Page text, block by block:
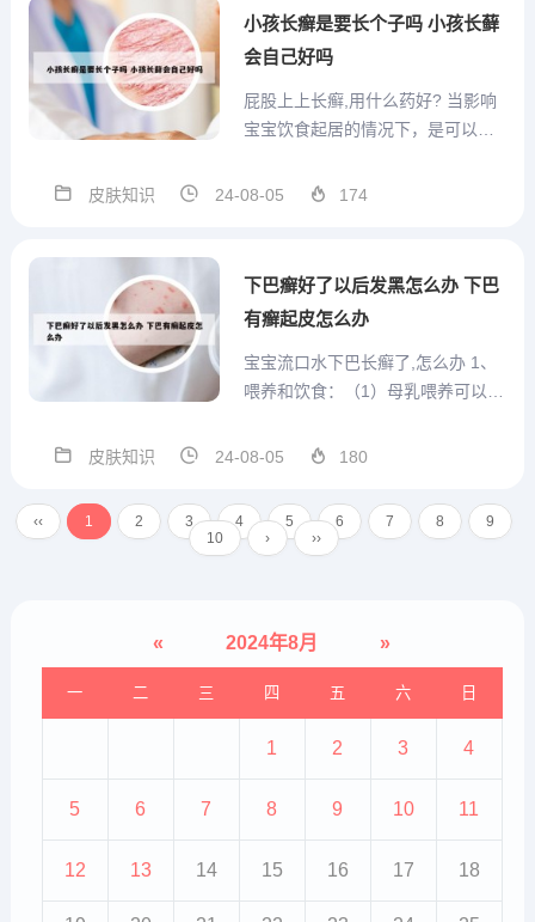
感染了糠秕孢子菌以后形成了花斑
小孩长癣是要长个子吗 小孩长藓
会自己好吗
屁股上上长癣,用什么药好? 当影响
宝宝饮食起居的情况下，是可以先
的，如达克宁软膏、美克软膏、益
等用具。穿衣服时最好是选用纯棉
皮肤知识 24-08-05 174
下巴癣好了以后发黑怎么办 下巴
有癣起皮怎么办
宝宝流口水下巴长癣了,怎么办 1、
喂养和饮食：（1）母乳喂养可以减
一些添加，如鸡蛋、鱼、虾类，一
湿疹的宝宝，建议晚1～2个月添
加，且添加的速度要慢。（2）如果
皮肤知识 24-08-05 180
‹‹ 1 2 3 4 5 6 7 8
9
10
› ››
« 2024年8月 »
一 二 三 四 五 六 日
1 2 3 4
5 6 7 8 9 10 11
12 13 14 15 16 17 18